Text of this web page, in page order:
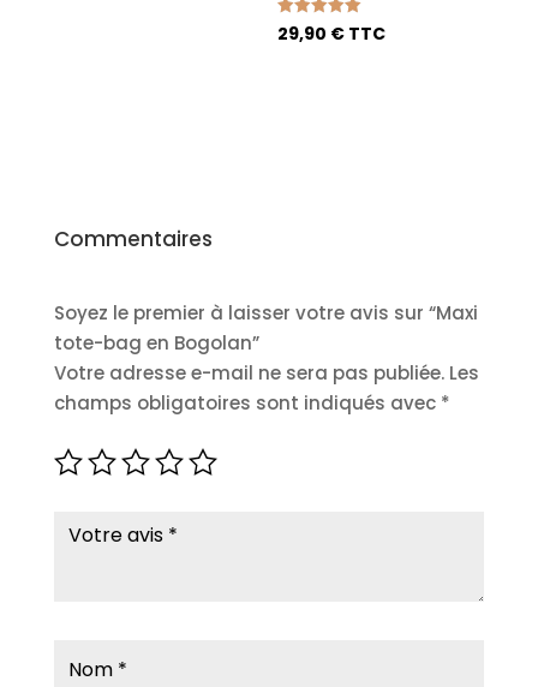
Note
5.00
29,90 € TTC
Commentaires
Soyez le premier à laisser votre avis sur “Maxi
tote-bag en Bogolan”
Votre adresse e-mail ne sera pas publiée. Les
champs obligatoires sont indiqués avec *